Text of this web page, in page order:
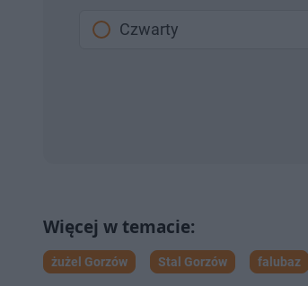
Czwarty
żużel Gorzów Stal Gorzów falubaz